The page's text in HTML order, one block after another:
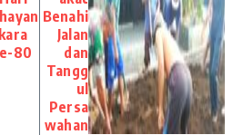
80
Benahi
Jalan
dan
Tangg
ul
Persa
wahan